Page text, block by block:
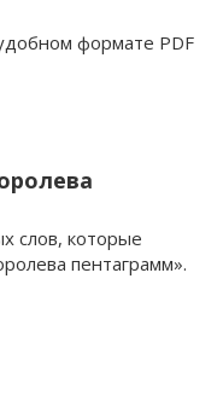
формате PDF
слов, которые
пентаграмм».